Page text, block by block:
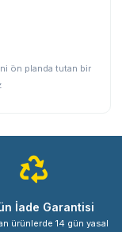
ön planda tutan bir
İade Garantisi
ürünlerde 14 gün yasal